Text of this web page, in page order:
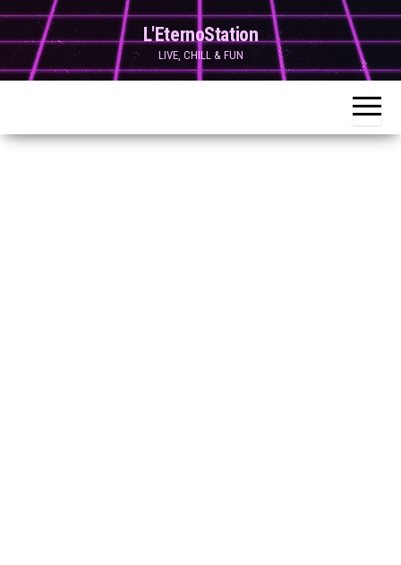
Skip
to
content
L'EternoStation
LIVE, CHILL & FUN